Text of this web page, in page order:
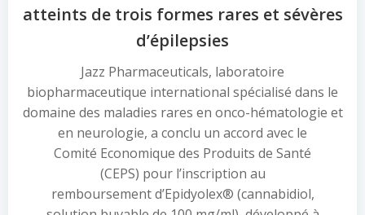
atteints de trois formes rares et sévères
d’épilepsies
Jazz Pharmaceuticals, laboratoire
biopharmaceutique international spécialisé dans le
domaine des maladies rares en onco-hématologie et
en neurologie, a conclu un accord avec le
Comité Economique des Produits de Santé
(CEPS) pour l’inscription au
remboursement d’Epidyolex® (cannabidiol,